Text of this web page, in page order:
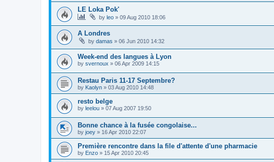
LE Loka Pok'
by leo » 09 Aug 2010 18:06
A Londres
by damas » 06 Jun 2010 14:32
Week-end des langues à Lyon
by svernoux » 06 Apr 2009 14:15
Restau Paris 11-17 Septembre?
by Kaolyn » 03 Aug 2010 14:48
resto belge
by leelou » 07 Aug 2007 19:50
Bonne chance à la fusée congolaise...
by joey » 16 Apr 2010 22:07
Première rencontre dans la file d'attente d'une pharmacie
by Enzo » 15 Apr 2010 20:45